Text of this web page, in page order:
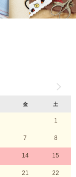
金 土
1
7 8
14 15
21 22